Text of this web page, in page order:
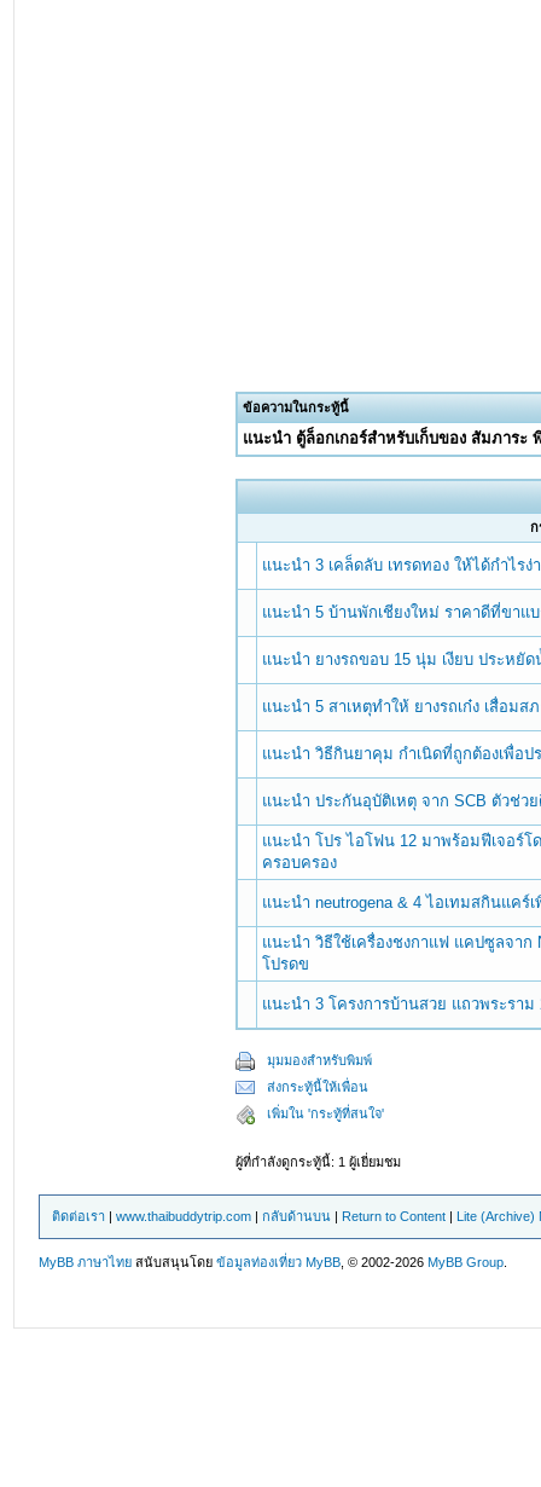
ข้อความในกระทู้นี้
แนะนำ ตู้ล็อกเกอร์สำหรับเก็บของ สัมภาร
ก
แนะนำ 3 เคล็ดลับ เทรดทอง ให้ได้กำไร
แนะนำ 5 บ้านพักเชียงใหม่ ราคาดีที่ขาแบ
แนะนำ ยางรถขอบ 15 นุ่ม เงียบ ประหยั
แนะนำ 5 สาเหตุทำให้ ยางรถเก๋ง เสื่อมส
แนะนำ วิธีกินยาคุม กำเนิดที่ถูกต้องเพื่อป
แนะนำ ประกันอุบัติเหตุ จาก SCB ตัวช่ว
แนะนำ โปร ไอโฟน 12 มาพร้อมฟีเจอร์
ครอบครอง
แนะนำ neutrogena & 4 ไอเทมสกินแค
แนะนำ วิธีใช้เครื่องชงกาแฟ แคปซูลจาก
โปรดข
แนะนำ 3 โครงการบ้านสวย แถวพระรา
มุมมองสำหรับพิมพ์
ส่งกระทู้นี้ให้เพื่อน
เพิ่มใน 'กระทู้ที่สนใจ'
ผู้ที่กำลังดูกระทู้นี้: 1 ผู้เยี่ยมชม
ติดต่อเรา |www.thaibuddytrip.com |กลับด้านบน | Return to Content | Lite (Archive)
MyBB ภาษาไทย สนับสนุนโดยข้อมูลท่องเที่ยว MyBB , © 2002-2026MyBB Group